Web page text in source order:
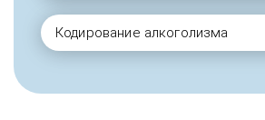
Кодирование алкоголизма